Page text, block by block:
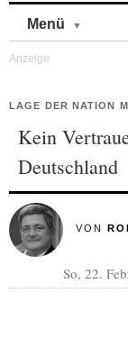
Menü
LAGE DER NATION
Kein
Deutschland
VON
So, 22.